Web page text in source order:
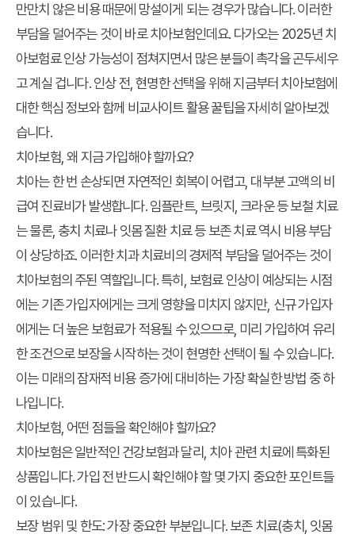
만만치 않은 비용 때문에 망설이게 되는 경우가 많습니다. 이러한
부담을 덜어주는 것이 바로 치아보험인데요. 다가오는2025년 치
아보험료 인상가능성이 점쳐지면서 많은 분들이 촉각을 곤두세우
고 계실 겁니다. 인상 전, 현명한 선택을 위해 지금부터 치아보험에
대한 핵심 정보와 함께 비교사이트 활용 꿀팁을 자세히 알아보겠
습니다.
치아보험, 왜 지금 가입해야 할까요?
치아는 한 번 손상되면 자연적인 회복이 어렵고, 대부분 고액의 비
급여 진료비가 발생합니다. 임플란트, 브릿지, 크라운 등 보철 치료
는 물론, 충치 치료나 잇몸 질환 치료 등 보존 치료 역시 비용 부담
이 상당하죠. 이러한 치과 치료비의 경제적 부담을 덜어주는 것이
치아보험의 주된 역할입니다. 특히, 보험료 인상이 예상되는 시점
에는 기존 가입자에게는 크게 영향을 미치지 않지만, 신규 가입자
에게는 더 높은 보험료가 적용될 수 있으므로, 미리 가입하여 유리
한 조건으로 보장을 시작하는 것이 현명한 선택이 될 수 있습니다.
이는 미래의 잠재적 비용 증가에 대비하는 가장 확실한 방법 중 하
나입니다.
치아보험, 어떤 점들을 확인해야 할까요?
치아보험은 일반적인 건강보험과 달리, 치아 관련 치료에 특화된
상품입니다. 가입 전 반드시 확인해야 할 몇 가지 중요한 포인트들
이 있습니다.
보장 범위 및 한도:가장 중요한 부분입니다. 보존 치료(충치, 잇몸